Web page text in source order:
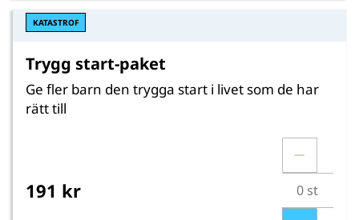
KATASTROF
Trygg start-paket
Ge fler barn den trygga start i livet som de har
rätt till
191 kr